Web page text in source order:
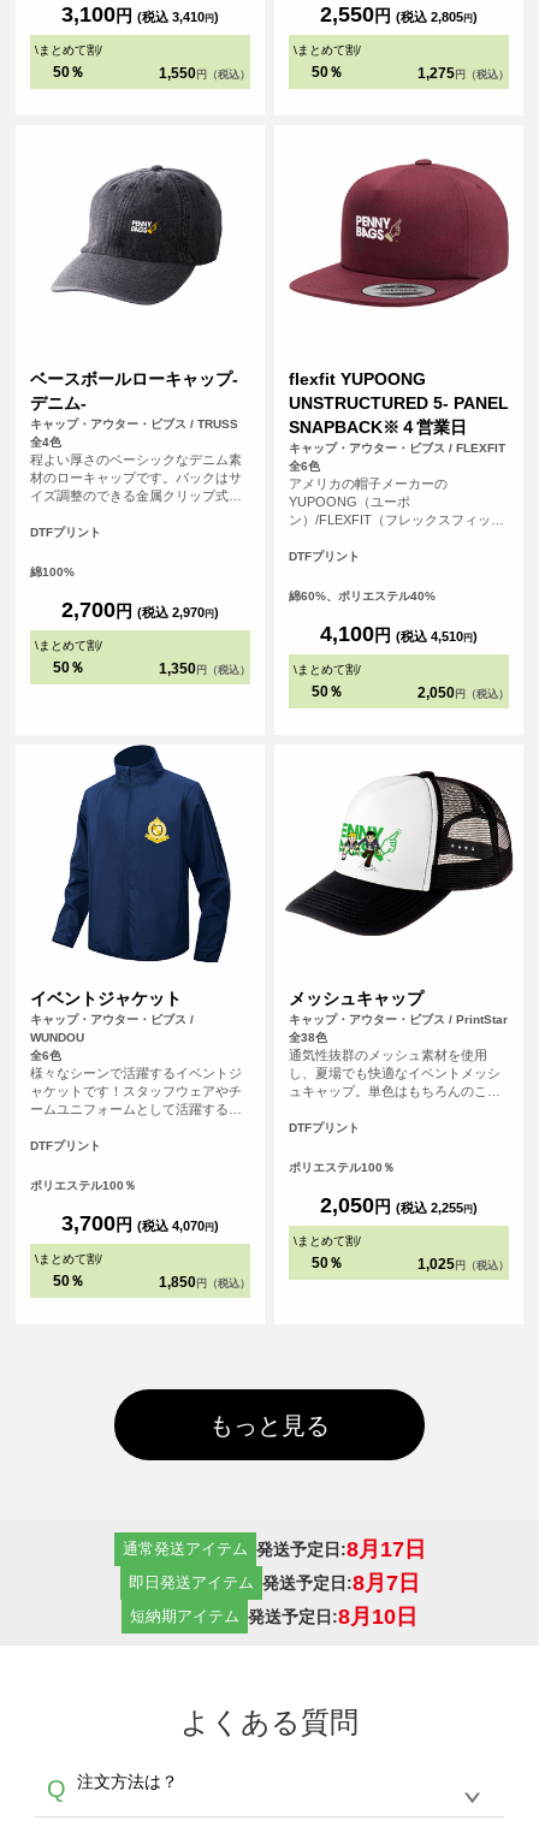
イベント用にもおすすめです。
3,100円 (税込 3,410円)
\まとめて割/
50％ 1,550 円（税込）
2,550円 (税込 2,805円)
\まとめて割/
50％ 1,275 円（税込）
ベースボールローキャップ-
デニム-
キャップ・アウター・ビブス / TRUSS
全4色
程よい厚さのベーシックなデニム素
材のローキャップです。バックはサ
イズ調整のできる金属クリップ式の
ズ感も幅広くご使用いただけます！
DTFプリント
綿100%
2,700円 (税込 2,970円)
\まとめて割/
50％ 1,350 円（税込）
flexfit YUPOONG
UNSTRUCTURED 5- PANEL
SNAPBACK※４営業日
キャップ・アウター・ビブス / FLEXFIT
全6色
アメリカの帽子メーカーの
YUPOONG（ユーポ
ン）/FLEXFIT（フレックスフィッ
す。芯なしの5パネルでバイザーはフ
は深いタイプです。
DTFプリント
綿60%、ポリエステル40%
4,100円 (税込 4,510円)
\まとめて割/
50％ 2,050 円（税込）
イベントジャケット
キャップ・アウター・ビブス /
WUNDOU
全6色
様々なシーンで活躍するイベントジ
ャケットです！スタッフウェアやチ
ームユニフォームとして活躍する便
ントを施せば、企業や団体のイベン
です！デザインは表面胸元と背面へ
DTFプリント
ポリエステル100％
3,700円 (税込 4,070円)
\まとめて割/
50％ 1,850 円（税込）
メッシュキャップ
キャップ・アウター・ビブス / PrintStar
全38色
通気性抜群のメッシュ素材を使用
し、夏場でも快適なイベントメッシ
ュキャップ。単色はもちろんのこ
合わせた全39色の豊富なカラー展開
DTFプリント
ポリエステル100％
2,050円 (税込 2,255円)
\まとめて割/
50％ 1,025 円（税込）
もっと見る
通常発送アイテム 発送予定日:8月17日
即日発送アイテム 発送予定日:8月7日
短納期アイテム 発送予定日:8月10日
よくある質問
Q 注文方法は？